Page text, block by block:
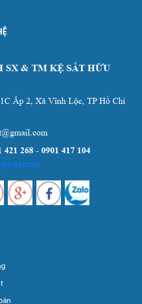
SX & TM KỆ SẮT HỮU
Ấp 2, Xã Vĩnh Lộc, TP Hồ Chí
421 268 - 0901 417 104